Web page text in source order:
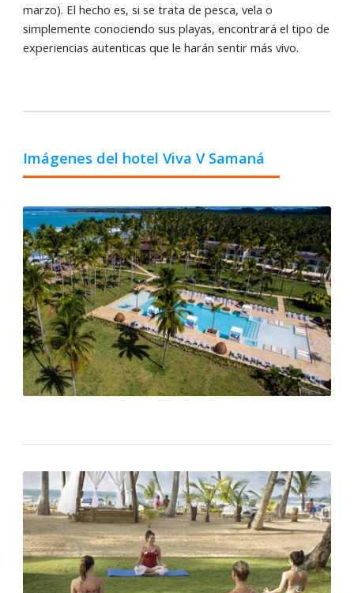
marzo). El hecho es, si se trata de pesca, vela o
simplemente conociendo sus playas, encontrará el tipo de
experiencias autenticas que le harán sentir más vivo.
Imágenes del hotel Viva V Samaná